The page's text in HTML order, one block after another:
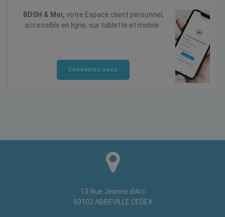
BDSH & Moi, votre Espace client personnel,
accessible en ligne, sur tablette et mobile
Connectez-vous
13 Rue Jeanne d’Arc
80102 ABBEVILLE CEDEX